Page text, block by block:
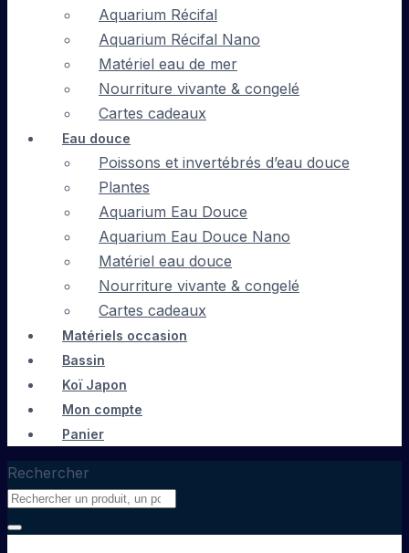
Aquarium Récifal
Aquarium Récifal Nano
Matériel eau de mer
Nourriture vivante & congelé
Cartes cadeaux
Eau douce
Poissons et invertébrés d’eau douce
Plantes
Aquarium Eau Douce
Aquarium Eau Douce Nano
Matériel eau douce
Nourriture vivante & congelé
Cartes cadeaux
Matériels occasion
Bassin
Koï Japon
Mon compte
Panier
Rechercher